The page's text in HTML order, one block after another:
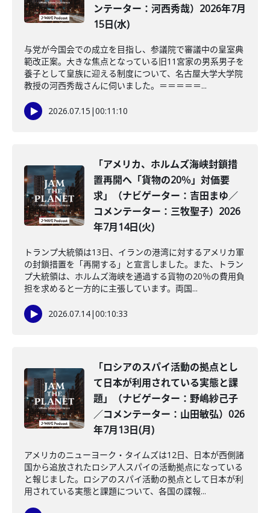
ンテーター：河西秀哉）2026年7月
15日(水)
与党が今国会での成立を目指し、参議院で審議中の皇室典
範改正案。大きな焦点となっている旧11宮家の男系男子を
養子として皇族に迎える制度について、名古屋大学大学院
教授の河西秀哉さんに伺いました。＝＝＝＝＝...
2026.07.15 |00:11:10
「アメリカ、ホルムズ海峡封鎖措
置再開へ「貨物の20％」対価要
求」（ナビゲーター：吉田まゆ／
コメンテーター：三牧聖子）2026
年7月14日(火)
トランプ大統領は13日、イランの港湾に対するアメリカ軍
の封鎖措置を「再開する」と宣言しました。また、トラン
プ大統領は、ホルムズ海峡を通過する貨物の20％の費用負
担を求めると一方的に主張しています。両国...
2026.07.14|00:10:33
「ロシアのスパイ活動の拠点とし
て日本が利用されている実態と課
題」（ナビゲーター：野嶋紗己子
／コメンテーター：山田敏弘）026
年7月13日(月)
アメリカのニューヨーク・タイムズは12日、日本が西側諸
国から追放されたロシア人スパイの活動拠点になっている
と報じました。ロシアのスパイ活動の拠点として日本が利
用されている実態と課題について、各国の諜報...